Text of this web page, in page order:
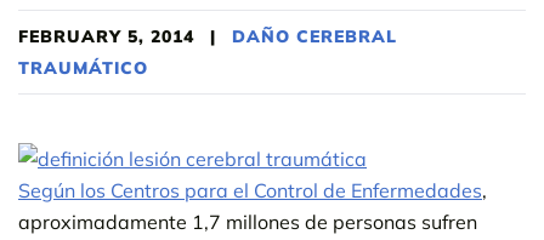
FEBRUARY 5, 2014 |
DAÑO CEREBRAL
TRAUMÁTICO
Según los Centros para el Control de Enfermedades,
aproximadamente 1,7 millones de personas sufren